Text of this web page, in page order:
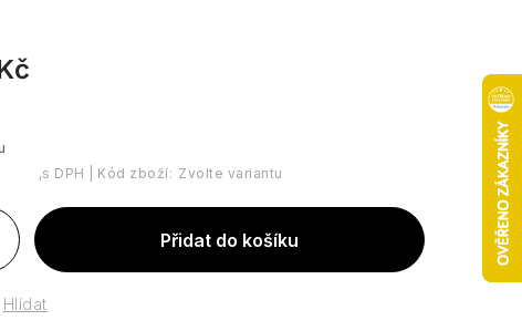
Kód zboží: Zvolte variantu
Přidat do košíku
Hlídat